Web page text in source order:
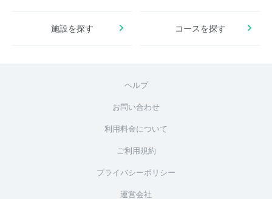
施設を探す コースを探す
ヘルプ
お問い合わせ
利用料金について
ご利用規約
プライバシーポリシー
運営会社